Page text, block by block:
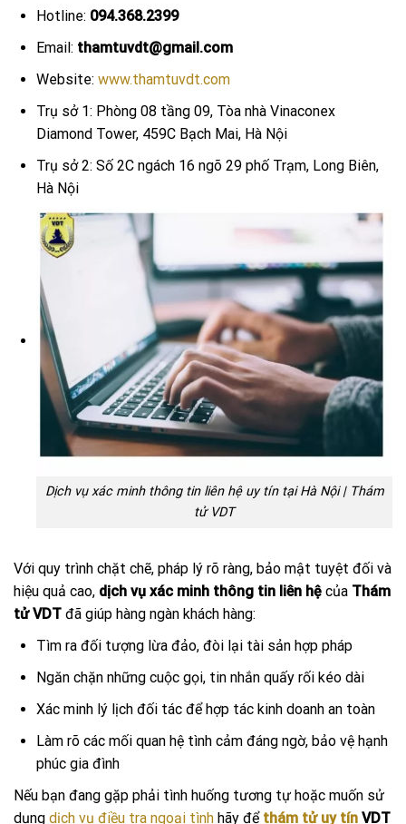
Hotline: 094.368.2399
Email: thamtuvdt@gmail.com
Website: www.thamtuvdt.com
Trụ sở 1: Phòng 08 tầng 09, Tòa nhà Vinaconex
Diamond Tower, 459C Bạch Mai, Hà Nội
Trụ sở 2: Số 2C ngách 16 ngõ 29 phố Trạm, Long Biên,
Hà Nội
Dịch vụ xác minh thông tin liên hệ uy tín tại Hà Nội | Thám
tử VDT
Với quy trình chặt chẽ, pháp lý rõ ràng, bảo mật tuyệt đối và
hiệu quả cao, dịch vụ xác minh thông tin liên hệ của Thám
tử VDT đã giúp hàng ngàn khách hàng:
Tìm ra đối tượng lừa đảo, đòi lại tài sản hợp pháp
Ngăn chặn những cuộc gọi, tin nhắn quấy rối kéo dài
Xác minh lý lịch đối tác để hợp tác kinh doanh an toàn
Làm rõ các mối quan hệ tình cảm đáng ngờ, bảo vệ hạnh
phúc gia đình
Nếu bạn đang gặp phải tình huống tương tự hoặc muốn sử
dụng dịch vụ điều tra ngoại tình hãy để thám tử uy tín VDT